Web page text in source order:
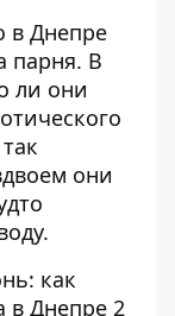
в Днепре
парня. В
ли они
они